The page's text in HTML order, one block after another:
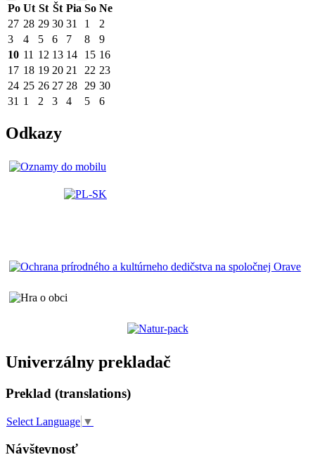
Po Ut St Št Pia So Ne
27 28 29 30 31 1
2
3
4 5 6 7 8
9
10 11 12 13 14 15 16
17 18 19 20 21 22 23
24 25 26 27 28 29 30
31 1 2 3 4 5 6
Odkazy
Univerzálny prekladač
Preklad (translations)
Select Language ▼
Návštevnosť